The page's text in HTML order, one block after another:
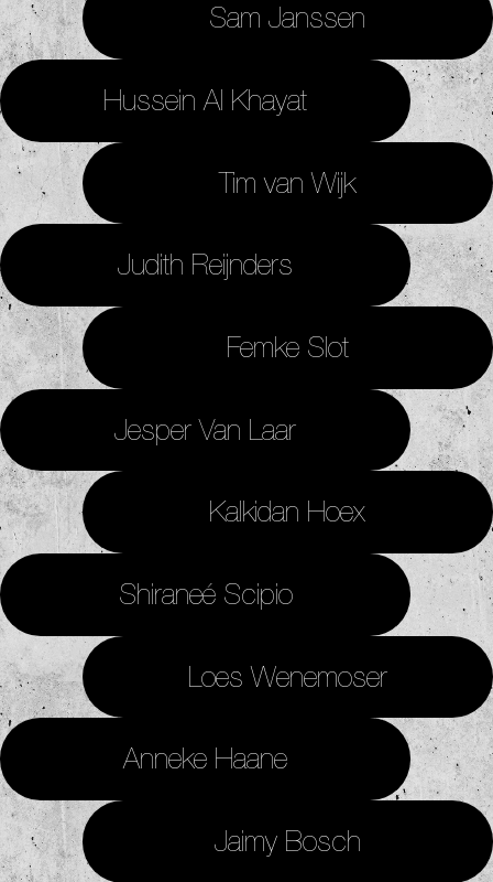
Sam Janssen
Hussein Al Khayat
Tim van Wijk
Judith Reijnders
Femke Slot
Jesper Van Laar
Kalkidan Hoex
Shiraneé Scipio
Loes Wenemoser
Anneke Haane
Jaimy Bosch